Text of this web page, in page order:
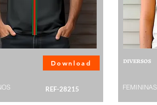
Download
REF-28215
DIVERSOS
FEMININAS